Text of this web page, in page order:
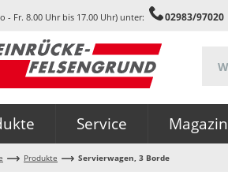
- Fr. 8.00 Uhr bis 17.00 Uhr) unter: 02983/97020
Service Magazin
Produkte Servierwagen, 3 Borde